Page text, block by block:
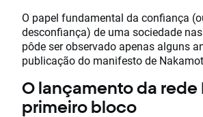
O papel fundamental da confiança
desconfiança) de uma sociedade
pôde ser observado apenas alguns
publicação do manifesto de
O lançamento da rede
primeiro bloco